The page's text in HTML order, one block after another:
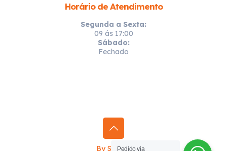
Horário de Atendimento
Segunda a Sexta:
09 ás 17:00
Sábado:
Fechado
By SprintyPedido via